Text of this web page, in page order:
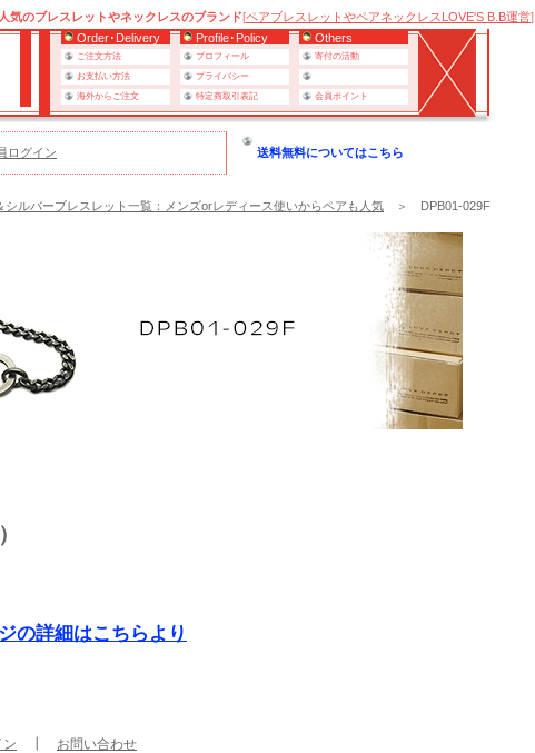
気のブレスレットやネックレスのブランド[ペアブレスレットやペアネックレスLOVE'S B.B運営]
Order･Delivery
Profile･Policy Others
ご注文方法 プロフィール
寄付の活動
お支払い方法
プライバシー
海外からご注文
特定商取引表記 会員ポイント
ログイン 送料無料についてはこちら
シルバーブレスレット一覧：メンズorレディース使いからペアも人気 ＞ DPB01-029F
詳細はこちらより
ン お問い合わせ